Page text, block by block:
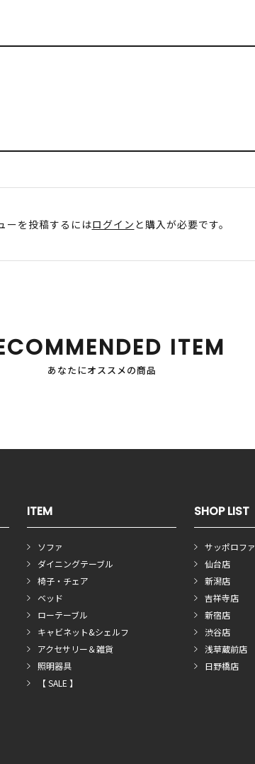
ーを投稿するにはログイン と購入が必要です。
ITEM
あなたにオススメの商品
ITEM
ソファ
ダイニングテーブル
椅子・チェア
ベッド
ローテーブル
キャビネット&シェルフ
アクセサリー＆雑貨
照明器具
【 SALE 】
SHOP LIST
サッポロフ
仙台店
新潟店
吉祥寺店
新宿店
渋谷店
浅草蔵前店
日野橋店